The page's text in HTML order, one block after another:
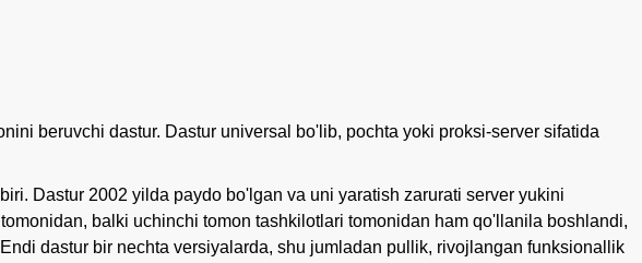
beruvchi dastur. Dastur universal bo'lib, pochta yoki proksi-server sifatida
Dastur 2002 yilda paydo bo'lgan va uni yaratish zarurati server yukini
balki uchinchi tomon tashkilotlari tomonidan ham qo'llanila boshlandi,
dastur bir nechta versiyalarda, shu jumladan pullik, rivojlangan funksionallik